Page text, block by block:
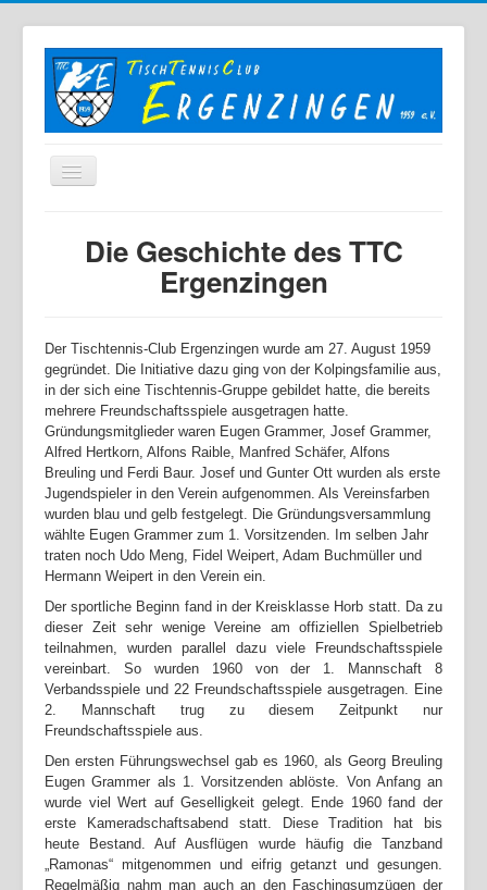
Der TTC
Bilder
Links
Sonstiges
Archiv
Login
Die Geschichte des TTC
Ergenzingen
Der Tischtennis-Club Ergenzingen wurde am 27. August 1959
gegründet. Die Initiative dazu ging von der Kolpingsfamilie aus,
in der sich eine Tischtennis-Gruppe gebildet hatte, die bereits
mehrere Freundschaftsspiele ausgetragen hatte.
Gründungsmitglieder waren Eugen Grammer, Josef Grammer,
Alfred Hertkorn, Alfons Raible, Manfred Schäfer, Alfons
Breuling und Ferdi Baur. Josef und Gunter Ott wurden als erste
Jugendspieler in den Verein aufgenommen. Als Vereinsfarben
wurden blau und gelb festgelegt. Die Gründungsversammlung
wählte Eugen Grammer zum 1. Vorsitzenden. Im selben Jahr
traten noch Udo Meng, Fidel Weipert, Adam Buchmüller und
Hermann Weipert in den Verein ein.
Der sportliche Beginn fand in der Kreisklasse Horb statt. Da zu
dieser Zeit sehr wenige Vereine am offiziellen Spielbetrieb
teilnahmen, wurden parallel dazu viele Freundschaftsspiele
vereinbart. So wurden 1960 von der 1. Mannschaft 8
Verbandsspiele und 22 Freundschaftsspiele ausgetragen. Eine
2. Mannschaft trug zu diesem Zeitpunkt nur
Freundschaftsspiele aus.
Den ersten Führungswechsel gab es 1960, als Georg Breuling
Eugen Grammer als 1. Vorsitzenden ablöste. Von Anfang an
wurde viel Wert auf Geselligkeit gelegt. Ende 1960 fand der
erste Kameradschaftsabend statt. Diese Tradition hat bis
heute Bestand. Auf Ausflügen wurde häufig die Tanzband
„Ramonas“ mitgenommen und eifrig getanzt und gesungen.
Regelmäßig nahm man auch an den Faschingsumzügen der